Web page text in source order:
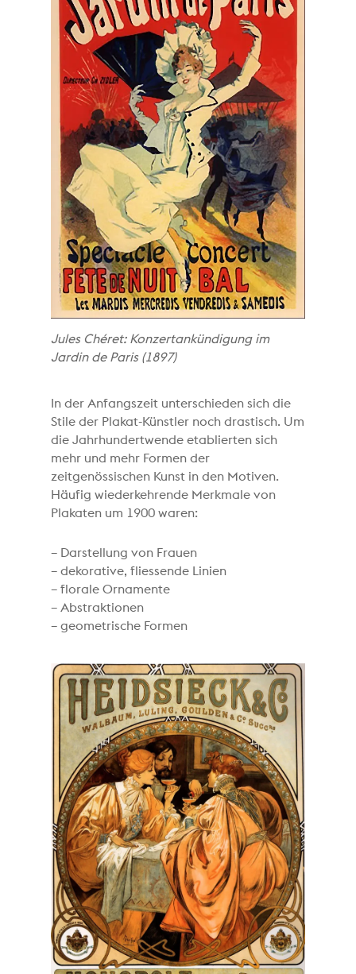
Jules Chéret: Konzertankündigung im
Jardin de Paris (1897)
In der Anfangszeit unterschieden sich die
Stile der Plakat-Künstler noch drastisch. Um
die Jahrhundertwende etablierten sich
mehr und mehr Formen der
zeitgenössischen Kunst in den Motiven.
Häufig wiederkehrende Merkmale von
Plakaten um 1900 waren:
– Darstellung von Frauen
– dekorative, fliessende Linien
– florale Ornamente
– Abstraktionen
– geometrische Formen